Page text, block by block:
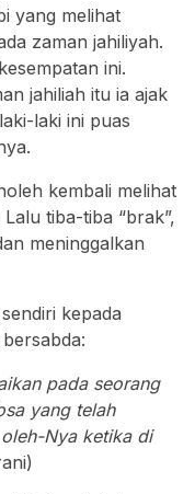
yang melihat
zaman jahiliyah.
ini.
jahiliah itu ia ajak
laki ini puas
kembali melihat
tiba-tiba “brak”,
meninggalkan
kepada
pada seorang
yang telah
Nya ketika di